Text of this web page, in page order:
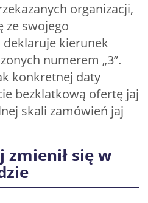
organizacji,
ze swojego
kierunek
numerem „3”.
konkretnej daty
bezklatkową ofertę jaj
skali zamówień jaj
zmienił się w